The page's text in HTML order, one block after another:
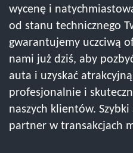
wycenę i
od stanu technicznego
gwarantujemy uczciwą
nami już dziś, aby
auta i uzyskać atrakcyjną
profesjonalnie i
naszych klientów.
partner w transakcjach